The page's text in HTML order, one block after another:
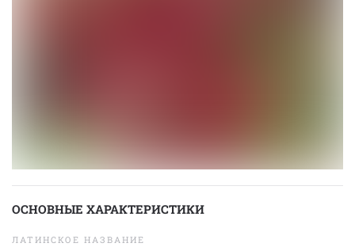
ОСНОВНЫЕ ХАРАКТЕРИСТИКИ
ЛАТИНСКОЕ НАЗВАНИЕ